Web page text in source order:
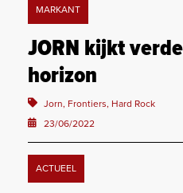
MARKANT
JORN kijkt
horizon
Jorn, Frontiers, Hard Rock
23/06/2022
ACTUEEL